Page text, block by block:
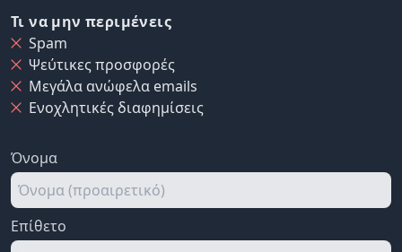
Τι να μην περιμένεις
Spam
Ψεύτικες προσφορές
Μεγάλα ανώφελα emails
Ενοχλητικές διαφημίσεις
Όνομα
Επίθετο